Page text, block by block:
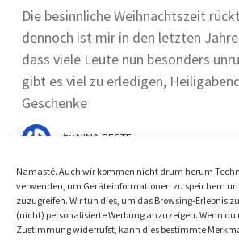
Namasté. Auch wir kommen nicht drum herum
verwenden, um Geräteinformationen zu speichern
zuzugreifen. Wir tun dies, um das Browsing-Erlebnis
(nicht) personalisierte Werbung anzuzeigen. Wenn
Zustimmung widerrufst, kann dies bestimmte
Die besinnliche Weihnachtszeit
dennoch ist mir in den letzten
dass viele Leute nun besonders
gibt es viel zu erledigen,
Geschenke
byNINA BESTE